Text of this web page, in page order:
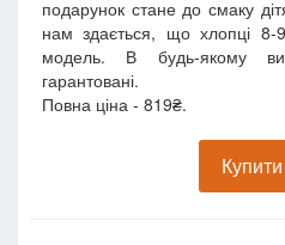
подарунок стане до смаку
нам здається, що хлопці 8-
модель. В будь-якому
гарантовані.
Повна ціна - 819₴.